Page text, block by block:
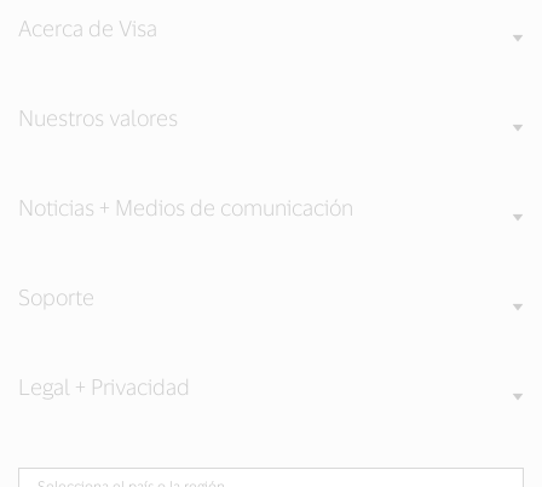
Acerca de Visa
Nuestros valores
Noticias + Medios de comunicación
Soporte
Legal + Privacidad